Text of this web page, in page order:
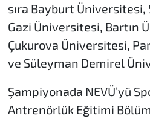
sıra Bayburt Üniversitesi,
Gazi Üniversitesi, Bartın
Çukurova Üniversitesi,
ve Süleyman Demirel
Şampiyonada NEVÜ’yü
Antrenörlük Eğitimi